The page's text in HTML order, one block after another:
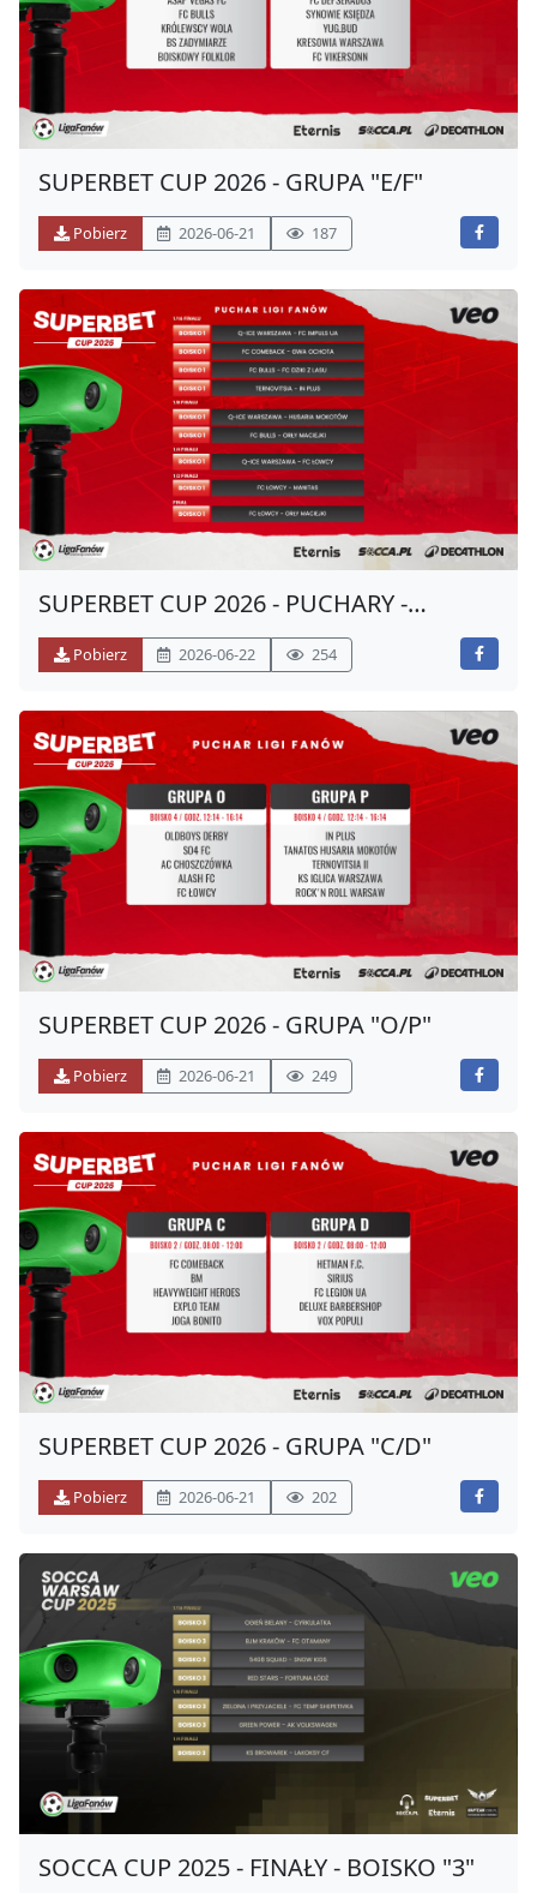
SUPERBET CUP 2026 - GRUPA "E/F"
Pobierz 2026-06-21 187
SUPERBET CUP 2026 - PUCHARY -
BOISKO "1"
Pobierz 2026-06-22 254
SUPERBET CUP 2026 - GRUPA "O/P"
Pobierz 2026-06-21 249
SUPERBET CUP 2026 - GRUPA "C/D"
Pobierz 2026-06-21 202
SOCCA CUP 2025 - FINAŁY - BOISKO "3"